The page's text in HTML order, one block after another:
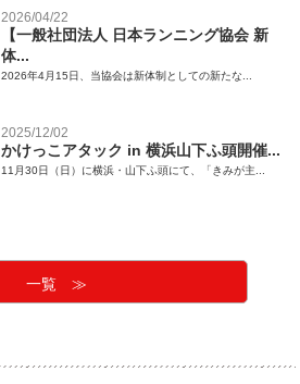
2026/04/22
【一般社団法人 日本ランニング協会 新
体...
2026年4月15日、当協会は新体制としての新たな...
2025/12/02
かけっこアタック in 横浜山下ふ頭開催...
11月30日（日）に横浜・山下ふ頭にて、「きみが主...
一覧 ≫